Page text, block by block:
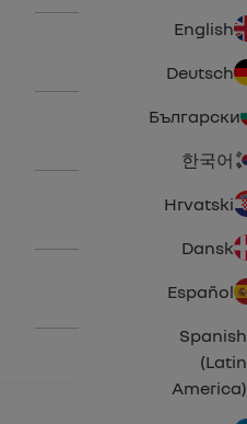
English
Deutsch
Български
한국어
Hrvatski
Dansk
Español
Spanish
(Latin
America)